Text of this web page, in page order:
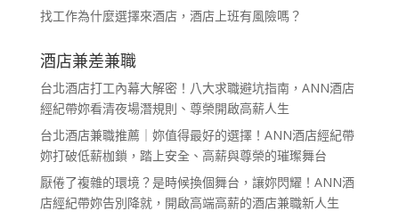
找工作為什麼選擇來酒店，酒店上班有風險嗎？
酒店兼差兼職
台北酒店打工內幕大解密！八大求職避坑指南，ANN酒店
經紀帶妳看清夜場潛規則、尊榮開啟高薪人生
台北酒店兼職推薦｜妳值得最好的選擇！ANN酒店經紀帶
妳打破低薪枷鎖，踏上安全、高薪與尊榮的璀璨舞台
厭倦了複雜的環境？是時候換個舞台，讓妳閃耀！ANN酒
店經紀帶妳告別降就，開啟高端高薪的酒店兼職新人生